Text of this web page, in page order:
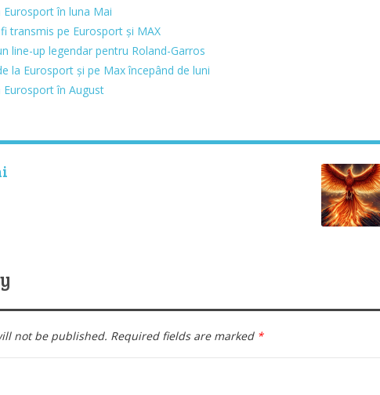
în luna Mai
transmis pe Eurosport și MAX
line-up legendar pentru Roland-Garros
la Eurosport și pe Max începând de luni
în August
not be published. Required fields are marked *